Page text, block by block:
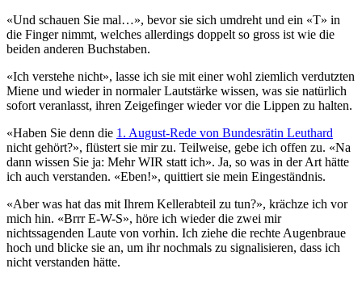
«Und schauen Sie mal…», bevor sie sich umdreht und ein «T» in
die Finger nimmt, welches allerdings doppelt so gross ist wie die
beiden anderen Buchstaben.
«Ich verstehe nicht», lasse ich sie mit einer wohl ziemlich verdutzten
Miene und wieder in normaler Lautstärke wissen, was sie natürlich
sofort veranlasst, ihren Zeigefinger wieder vor die Lippen zu halten.
«Haben Sie denn die 1. August-Rede von Bundesrätin Leuthard
nicht gehört?», flüstert sie mir zu. Teilweise, gebe ich offen zu. «Na
dann wissen Sie ja: Mehr WIR statt ich». Ja, so was in der Art hätte
ich auch verstanden. «Eben!», quittiert sie mein Eingeständnis.
«Aber was hat das mit Ihrem Kellerabteil zu tun?», krächze ich vor
mich hin. «Brrr E-W-S», höre ich wieder die zwei mir
nichtssagenden Laute von vorhin. Ich ziehe die rechte Augenbraue
hoch und blicke sie an, um ihr nochmals zu signalisieren, dass ich
nicht verstanden hätte.